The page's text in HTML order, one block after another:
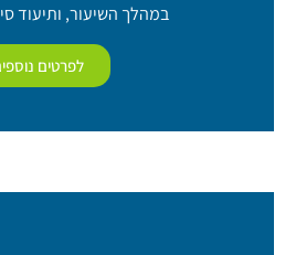
במהלך השיעור, ותיעוד
לפרטים